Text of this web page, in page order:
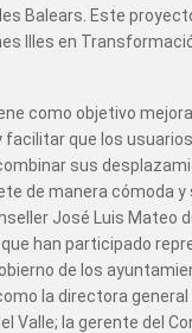
Balears. Este
Illes en
como objetivo
facilitar que los
sus
de manera cómoda y
José Luis Mateo
han participado
de los
la directora general
Valle; la gerente del